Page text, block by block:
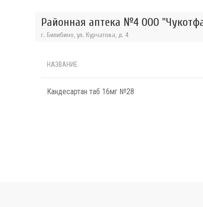
Районная аптека №4 ООО
г. Билибино, ул. Курчатова, д. 4
НАЗВАНИЕ
Кандесартан таб 16мг №28